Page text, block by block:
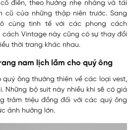
điển, theo hướng nhẹ nhàng và tái
cũ của những thập niên trước. Sang
cùng tinh tế với các phong cách
Vintage này cũng có sự thay đổi
thời trang khác nhau.
nam lịch lãm cho quý ông
quý ông thường thiên về các loại vest,
Những bộ suit này nhiều khi sẽ có giá
trăm triệu đồng đối với các quý ông
ảnh hưởng lớn.